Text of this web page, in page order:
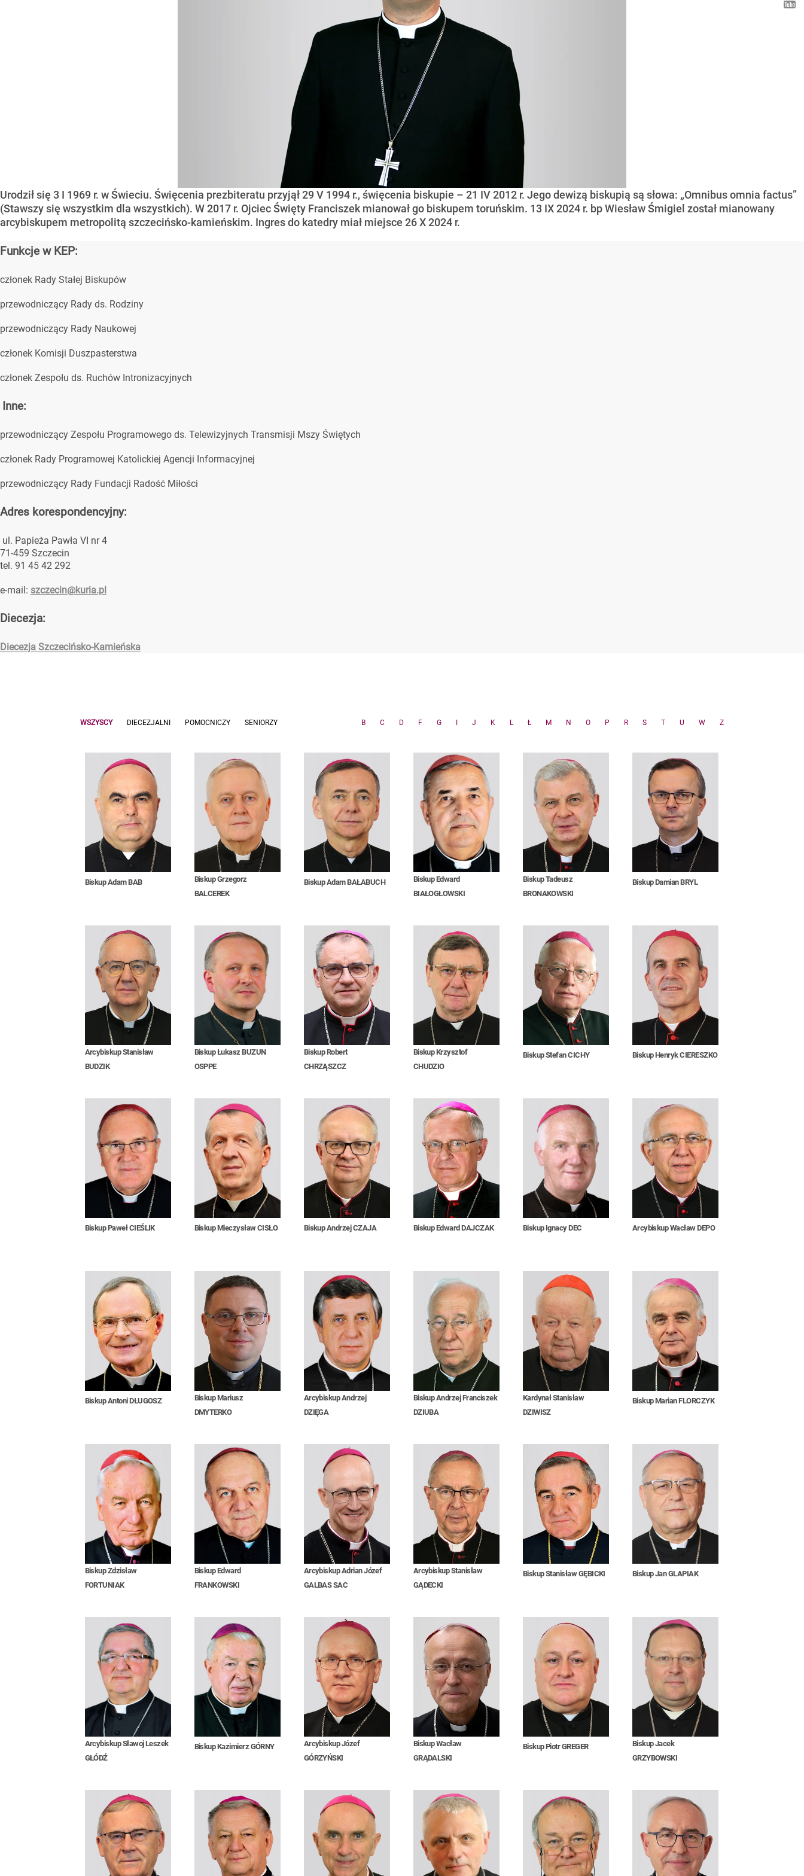
Urodził się 3 I 1969 r. w Świeciu. Święcenia prezbiteratu przyjął 29 V 1994 r., święcenia biskupie – 21 IV 2012 r. Jego dewizą biskupią są słowa: „Omnibus omnia factus”
(Stawszy się wszystkim dla wszystkich). W 2017 r. Ojciec Święty Franciszek mianował go biskupem toruńskim. 13 IX 2024 r. bp Wiesław Śmigiel został mianowany
arcybiskupem metropolitą szczecińsko-kamieńskim. Ingres do katedry miał miejsce 26 X 2024 r.
Funkcje w KEP:
członek Rady Stałej Biskupów
przewodniczący Rady ds. Rodziny
przewodniczący Rady Naukowej
członek Komisji Duszpasterstwa
członek Zespołu ds. Ruchów Intronizacyjnych
Inne:
przewodniczący Zespołu Programowego ds. Telewizyjnych Transmisji Mszy Świętych
członek Rady Programowej Katolickiej Agencji Informacyjnej
przewodniczący Rady Fundacji Radość Miłości
Adres korespondencyjny:
ul. Papieża Pawła VI nr 4
71-459 Szczecin
tel. 91 45 42 292
e-mail: szczecin@kuria.pl
Diecezja:
Diecezja Szczecińsko-Kamieńska
WSZYSCY DIECEZJALNI POMOCNICZY SENIORZY B C D F G J K L Ł M N O P R S T U W Z
Biskup Adam BAB
Biskup Grzegorz
BALCEREK
Biskup Adam BAŁABUCH
Biskup Edward
BIAŁOGŁOWSKI
Biskup Tadeusz
BRONAKOWSKI
Biskup Damian BRYL
Arcybiskup Stanisław
BUDZIK
Biskup Łukasz BUZUN
OSPPE
Biskup Robert
CHRZĄSZCZ
Biskup Krzysztof
CHUDZIO
Biskup Stefan CICHY Biskup Henryk CIERESZKO
Biskup Paweł CIEŚLIK Biskup Mieczysław CISŁO Biskup Andrzej CZAJA Biskup Edward DAJCZAK Biskup Ignacy DEC Arcybiskup Wacław DEPO
Biskup Antoni DŁUGOSZ
Biskup Mariusz
DMYTERKO
Arcybiskup Andrzej
DZIĘGA
Biskup Andrzej Franciszek
DZIUBA
Kardynał Stanisław
DZIWISZ
Biskup Marian FLORCZYK
Biskup Zdzisław
FORTUNIAK
Biskup Edward
FRANKOWSKI
Arcybiskup Adrian Józef
GALBAS SAC
Arcybiskup Stanisław
GĄDECKI
Biskup Stanisław GĘBICKI Biskup Jan GLAPIAK
Arcybiskup Sławoj Leszek
GŁÓDŹ
Biskup Kazimierz GÓRNY
Arcybiskup Józef
GÓRZYŃSKI
Biskup Wacław
GRĄDALSKI
Biskup Piotr GREGER
Biskup Jacek
GRZYBOWSKI